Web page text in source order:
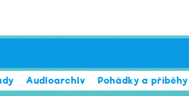
Audioarchiv Pohádky a příběhy